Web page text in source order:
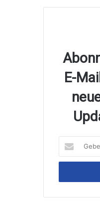
E-
sie
ihre
Mailadresse